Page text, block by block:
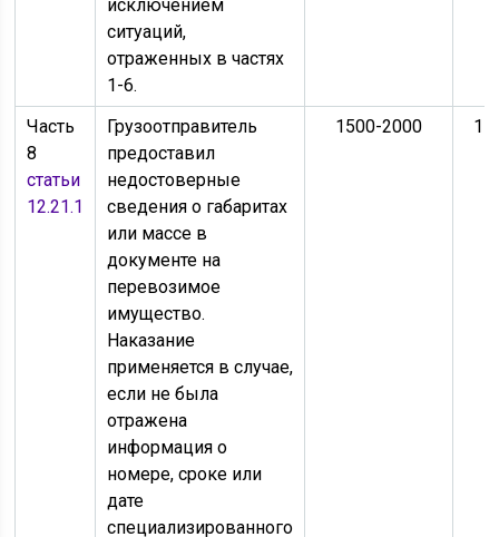
исключением
ситуаций,
отраженных в частях
1-6.
Часть
8
статьи
12.21.1
Грузоотправитель
предоставил
недостоверные
сведения о габаритах
или массе в
документе на
перевозимое
имущество.
Наказание
применяется в случае,
если не была
отражена
информация о
номере, сроке или
дате
специализированного
1500-2000